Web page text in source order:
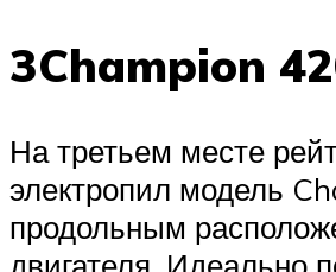
3Champion
На третьем месте
электропил модель
продольным